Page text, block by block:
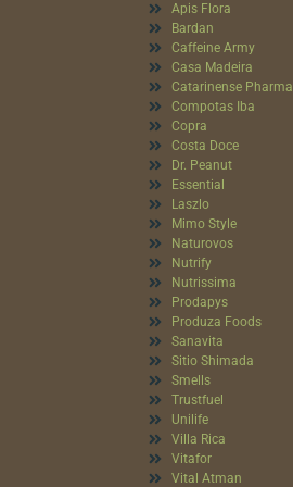
Apis Flora
Bardan
Caffeine Army
Casa Madeira
Catarinense Pharma
Compotas Iba
Copra
Costa Doce
Dr. Peanut
Essential
Laszlo
Mimo Style
Naturovos
Nutrify
Nutrissima
Prodapys
Produza Foods
Sanavita
Sitio Shimada
Smells
Trustfuel
Unilife
Villa Rica
Vitafor
Vital Atman